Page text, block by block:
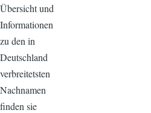
Übersicht und
Informationen
zu den in
Deutschland
verbreitetsten
Nachnamen
finden sie